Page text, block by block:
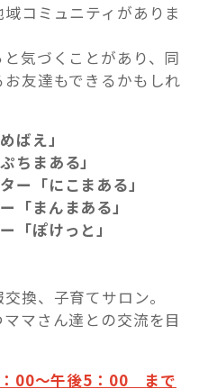
コミュニティがありま
気づくことがあり、同
友達もできるかもしれ
ばえ」
ちまある」
ー「にこまある」
「まんまある」
「ぽけっと」
換、子育てサロン。
マさん達との交流を目
00～午後5：00 まで